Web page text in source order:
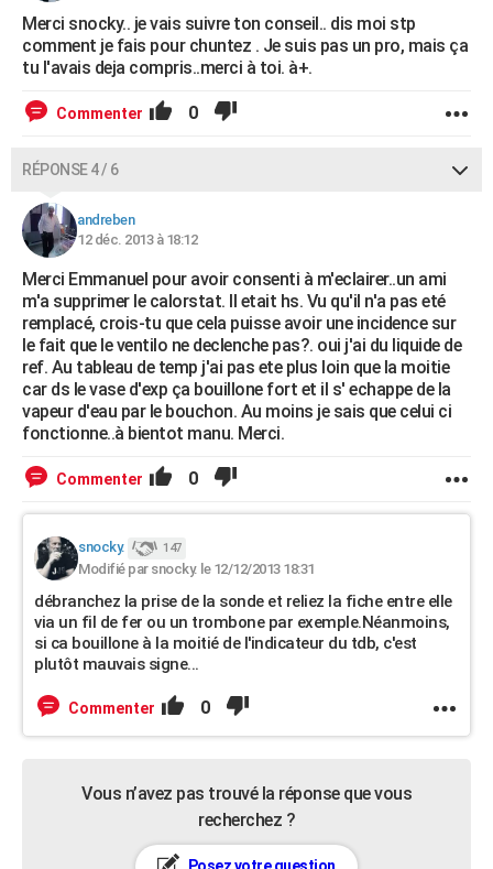
Merci snocky.. je vais suivre ton conseil.. dis moi stp
comment je fais pour chuntez . Je suis pas un pro, mais ça
tu l'avais deja compris..merci à toi. à+.
Commenter 0
RÉPONSE 4 / 6
andreben
12 déc. 2013 à 18:12
Merci Emmanuel pour avoir consenti à m'eclairer..un ami
m'a supprimer le calorstat. Il etait hs. Vu qu'il n'a pas eté
remplacé, crois-tu que cela puisse avoir une incidence sur
le fait que le ventilo ne declenche pas?. oui j'ai du liquide de
ref. Au tableau de temp j'ai pas ete plus loin que la moitie
car ds le vase d'exp ça bouillone fort et il s' echappe de la
vapeur d'eau par le bouchon. Au moins je sais que celui ci
fonctionne..à bientot manu. Merci.
Commenter 0
snocky. 147
Modifié par snocky. le 12/12/2013 18:31
débranchez la prise de la sonde et reliez la fiche entre elle
via un fil de fer ou un trombone par exemple.Néanmoins,
si ca bouillone à la moitié de l'indicateur du tdb, c'est
plutôt mauvais signe...
Commenter 0
Vous n’avez pas trouvé la réponse que vous
recherchez ?